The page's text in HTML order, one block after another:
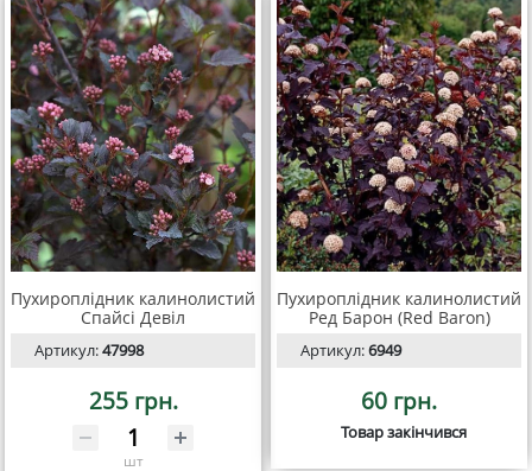
Пухироплідник калинолистий
Спайсі Девіл
Артикул:47998
255 грн.
шт
Пухироплідник калинолистий
Ред Барон (Red Baron)
Артикул:6949
60 грн.
Товар закінчився